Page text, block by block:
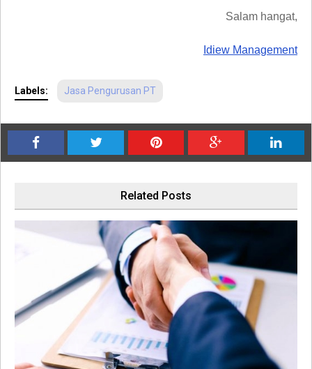
Salam hangat,
Idiew Management
Labels: Jasa Pengurusan PT
Related Posts